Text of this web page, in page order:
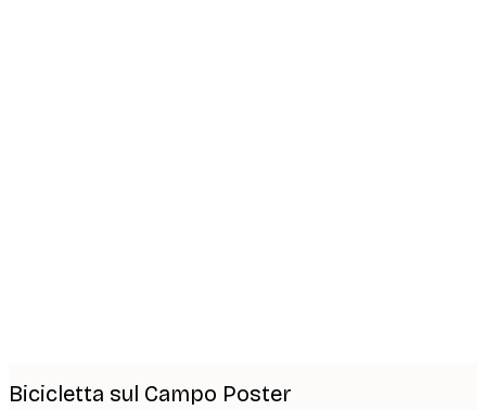
Bicicletta sul Campo Poster